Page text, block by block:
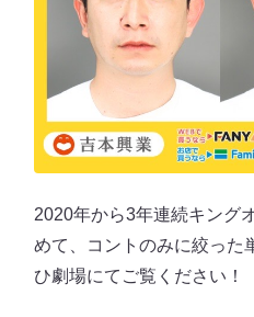
2020年から3年連続キング
めて、コントのみに絞った
ひ劇場にてご覧ください！